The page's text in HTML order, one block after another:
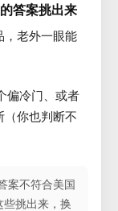
答案挑出来
，老外一眼能
偏冷门、或者
（你也判断不
案不符合美国
些挑出来，换